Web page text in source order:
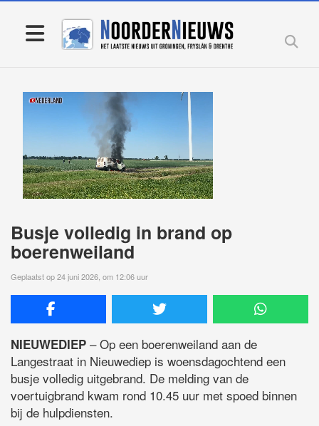
Busje volledig in brand op
boerenweiland
Geplaatst op 24 juni 2026, om 12:06 uur
NIEUWEDIEP – Op een boerenweiland aan de
Langestraat in Nieuwediep is woensdagochtend een
busje volledig uitgebrand. De melding van de
voertuigbrand kwam rond 10.45 uur met spoed binnen
bij de hulpdiensten.